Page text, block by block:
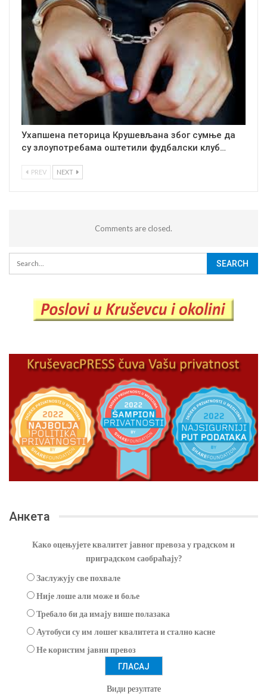
Ухапшена петорица Крушевљана због сумње да
су злоупотребама оштетили фудбалски клуб…
PREV NEXT
Comments are closed.
Анкета
Како оцењујете квалитет јавног превоза у градском и
приградском саобраћају?
Заслужују све похвале
Није лоше али може и боље
Требало би да имају више полазака
Аутобуси су им лошег квалитета и стално касне
Не користим јавни превоз
Види резултате